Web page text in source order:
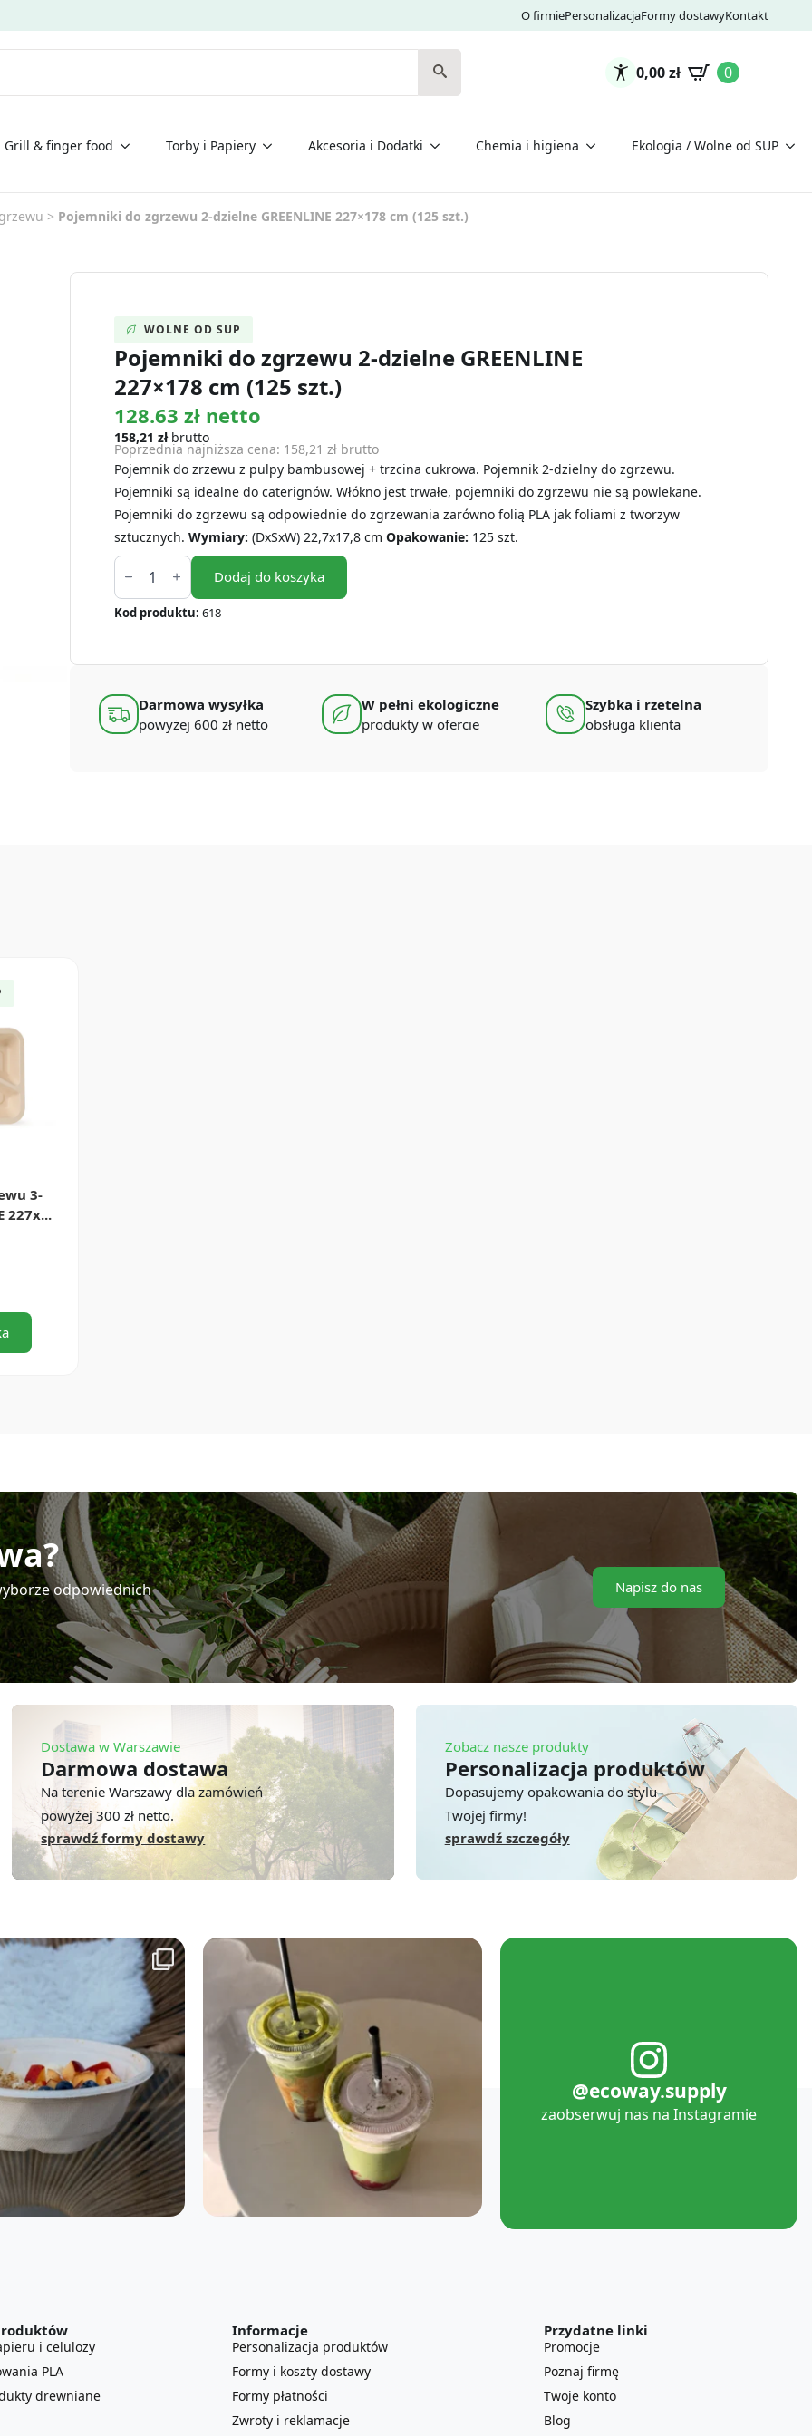
O firmiePersonalizacjaFormy dostawyKontakt
0,00zł 0
Grill & finger food Torby i Papiery Akcesoria i Dodatki Chemia i higiena Ekologia / Wolne od SUP
> Pojemniki do zgrzewu 2-dzielne GREENLINE 227×178 cm (125 szt.)
WOLNE OD SUP
Pojemniki do zgrzewu 2-dzielne GREENLINE
227×178 cm (125 szt.)
128.63 zł netto
158,21 złbrutto
Poprzednia najniższa cena: 158,21 złbrutto
Pojemnik do zrzewu z pulpy bambusowej + trzcina cukrowa. Pojemnik 2-dzielny do zgrzewu.
Pojemniki są idealne do caterignów. Włókno jest trwałe, pojemniki do zgrzewu nie są powlekane.
Pojemniki do zgrzewu są odpowiednie do zgrzewania zarówno folią PLA jak foliami z tworzyw
sztucznych. Wymiary: (DxSxW) 22,7x17,8 cm Opakowanie: 125 szt.
ilość
Pojemniki
do
zgrzewu
2-
227x178
(125
szt.)
Dodaj do koszyka
Kod produktu: 618
Darmowa wysyłka
powyżej 600 zł netto
W pełni ekologiczne
produkty w ofercie
Szybka i rzetelna
obsługa klienta
3-
227x...
odpowiednich
Napisz do nas
Dostawa w Warszawie
Darmowa dostawa
Na terenie Warszawy dla zamówień
powyżej 300 zł netto.
sprawdź formy dostawy
Zobacz nasze produkty
Personalizacja produktów
Dopasujemy opakowania do stylu
Twojej firmy!
sprawdź szczegóły
@ecoway.supply
zaobserwuj nas na Instagramie
i celulozy
PLA
drewniane
Informacje
Personalizacja produktów
Formy i koszty dostawy
Formy płatności
Zwroty i reklamacje
Przydatne linki
Promocje
Poznaj firmę
Twoje konto
Blog